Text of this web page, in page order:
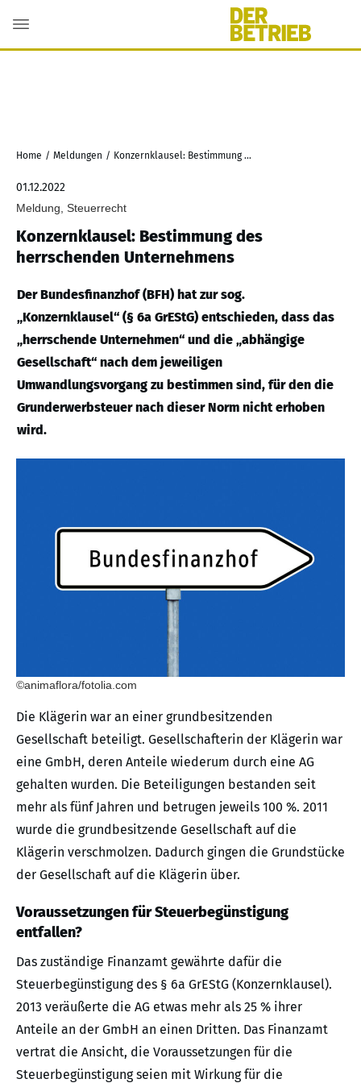
Home / Meldungen / Konzernklausel: Bestimmung des herrschenden Unternehmens
01.12.2022
Meldung, Steuerrecht
Konzernklausel: Bestimmung des
herrschenden Unternehmens
Der Bundesfinanzhof (BFH) hat zur sog.
„Konzernklausel“ (§ 6a GrEStG) entschieden, dass das
„herrschende Unternehmen“ und die „abhängige
Gesellschaft“ nach dem jeweiligen
Umwandlungsvorgang zu bestimmen sind, für den die
Grunderwerbsteuer nach dieser Norm nicht erhoben
wird.
©animaflora/fotolia.com
Die Klägerin war an einer grundbesitzenden
Gesellschaft beteiligt. Gesellschafterin der Klägerin war
eine GmbH, deren Anteile wiederum durch eine AG
gehalten wurden. Die Beteiligungen bestanden seit
mehr als fünf Jahren und betrugen jeweils 100 %. 2011
wurde die grundbesitzende Gesellschaft auf die
Klägerin verschmolzen. Dadurch gingen die Grundstücke
der Gesellschaft auf die Klägerin über.
Voraussetzungen für Steuerbegünstigung
entfallen?
Das zuständige Finanzamt gewährte dafür die
Steuerbegünstigung des § 6a GrEStG (Konzernklausel).
2013 veräußerte die AG etwas mehr als 25 % ihrer
Anteile an der GmbH an einen Dritten. Das Finanzamt
vertrat die Ansicht, die Voraussetzungen für die
Steuerbegünstigung seien mit Wirkung für die